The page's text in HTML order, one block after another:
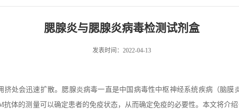
腮腺炎与腮腺炎病毒检测试剂盒
发表时间：2022-04-13
挤处会迅速扩散。腮腺炎病毒一直是中国病毒性中枢神经系统疾病（脑膜
抗体的测量可以确定患者的免疫状态，从而确定免疫的必要性。本文将介